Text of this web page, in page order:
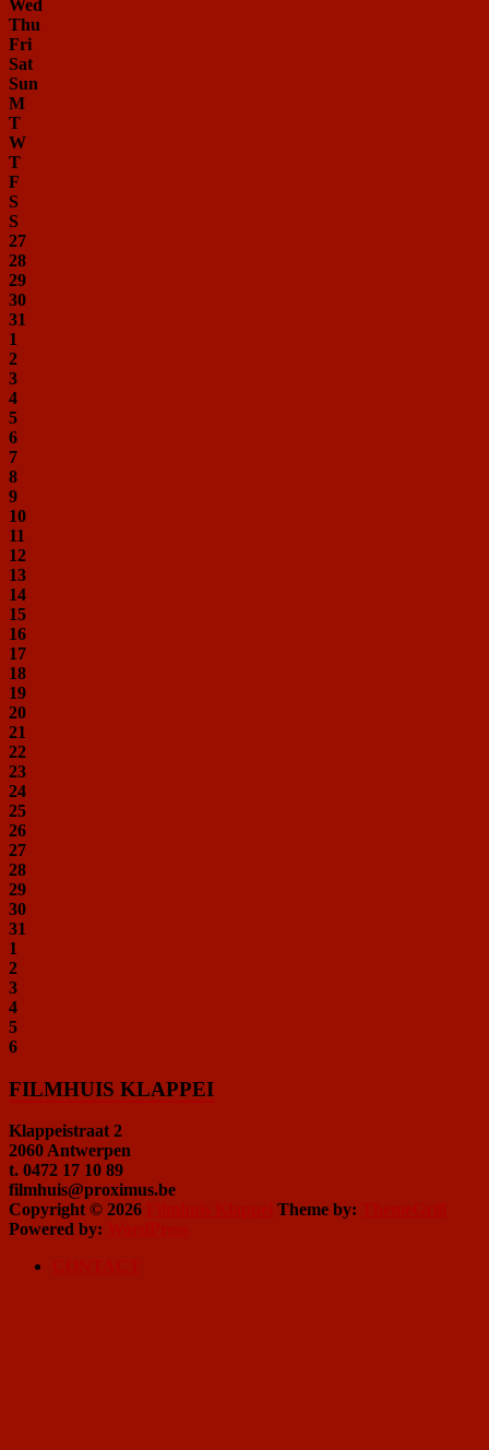
Wed
Thu
Fri
Sat
Sun
M
T
W
T
F
S
S
27
28
29
30
31
1
2
3
4
5
6
7
8
9
10
11
12
13
14
15
16
17
18
19
20
21
22
23
24
25
26
27
28
29
30
31
1
2
3
4
5
6
FILMHUIS KLAPPEI
Klappeistraat 2
2060 Antwerpen
t. 0472 17 10 89
filmhuis@proximus.be
Copyright © 2026
Theme by:
Powered by: